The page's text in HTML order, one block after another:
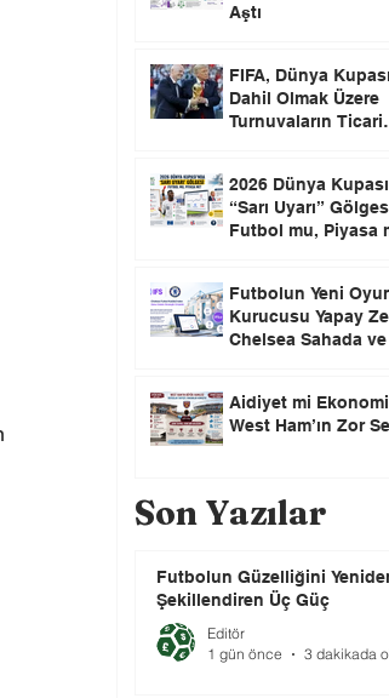
Aştı
FIFA, Dünya
Dahil Olmak Üzere
Turnuvaların Ticari
2026 Dünya
“Sarı Uyarı”
Futbol mu, Piyasa
Futbolun Yeni
Kurucusu Yapay
Chelsea Sahada
Aidiyet mi
West Ham’ın Zor
Son Yazılar
Futbolun Güzelliğini
Şekillendiren Üç Güç
Editör
1 gün önce
3 dakikada